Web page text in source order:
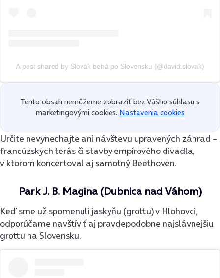
A post shared by Slovák behá po Slovensku (@david.slovak)
Tento obsah nemôžeme zobraziť bez Vášho súhlasu s
marketingovými cookies. Nastavenia cookies
Určite nevynechajte ani návštevu upravených záhrad –
francúzskych terás či stavby empírového divadla,
v ktorom koncertoval aj samotný Beethoven.
Park J. B. Magina (Dubnica nad Váhom)
Keď sme už spomenuli jaskyňu (grottu) v Hlohovci,
odporúčame navštíviť aj pravdepodobne najslávnejšiu
grottu na Slovensku.